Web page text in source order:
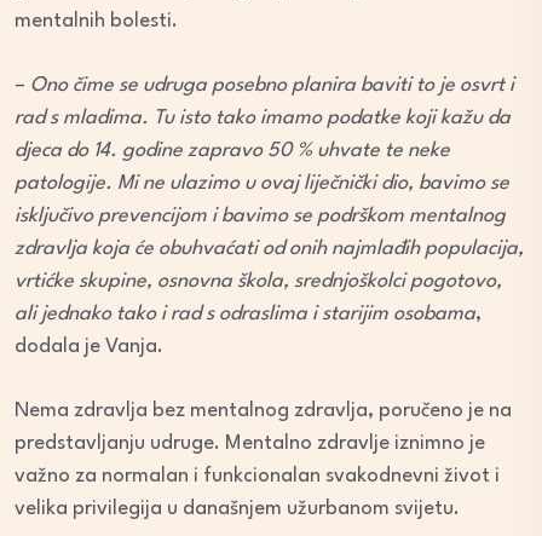
mentalnih bolesti.
– Ono čime se udruga posebno planira baviti to je osvrt i
rad s mladima. Tu isto tako imamo podatke koji kažu da
djeca do 14. godine zapravo 50 % uhvate te neke
patologije. Mi ne ulazimo u ovaj liječnički dio, bavimo se
isključivo prevencijom i bavimo se podrškom mentalnog
zdravlja koja će obuhvaćati od onih najmlađih populacija,
vrtićke skupine, osnovna škola, srednjoškolci pogotovo,
ali jednako tako i rad s odraslima i starijim osobama,
dodala je Vanja.
Nema zdravlja bez mentalnog zdravlja, poručeno je na
predstavljanju udruge. Mentalno zdravlje iznimno je
važno za normalan i funkcionalan svakodnevni život i
velika privilegija u današnjem užurbanom svijetu.